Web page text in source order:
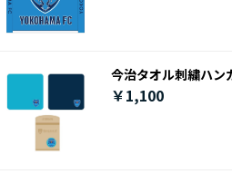
今治タオル刺繍ハン
￥1,100